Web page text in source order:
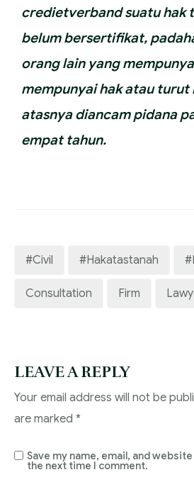
credietverband suatu hak
belum bersertifikat,
orang lain yang
mempunyai hak atau turut
atasnya diancam pidana
empat tahun.
#civil #hakatastanah
Consultation Firm
LEAVE A REPLY
Your email address will not be
are marked *
Save my name, email, and
the next time I comment.